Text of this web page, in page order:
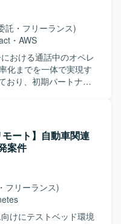
す。 【作業内
ントエンドとバックエ
ただきます。TypeScript
の機能開発や、通話中
関する機能の設計・実
境で発生する不具合や
な改善を推進していた
仕様検討を行ってい
技術選定、リファクタ
ー、設計レビューを通
いただきます。開発プ
共有方法の改善、チー
ッジ共有を行っていた
てチーム開発および技
。 【求める人
ら設計・実装を行いな
託・フリーランス)
・ AWS
おける通話中のオペレ
化までを一体で実現す
おり、初期パートナー
す。その中で、フロン
設計・実装を担いなが
の検討、技術的な意思
しています。 【作
フロントエンドおよび
行っていただきます。
ーションの機能開発
ジ活用に関する機能
す。顧客環境で発生す
ート】自動車関連
案件
フリーランス)
けにテストベッド環境